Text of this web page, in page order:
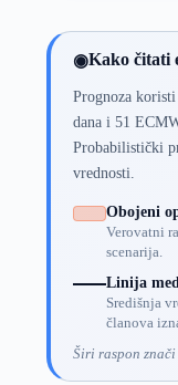
◉Kako čitati
Prognoza
dana i 51
Probabilistički
vrednosti.
Obojeni
Verovatni
scenarija.
Linija
Središnja
članova
Širi raspon znači